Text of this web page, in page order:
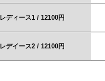
レディース1 / 12100円
レデイース2 / 12100円